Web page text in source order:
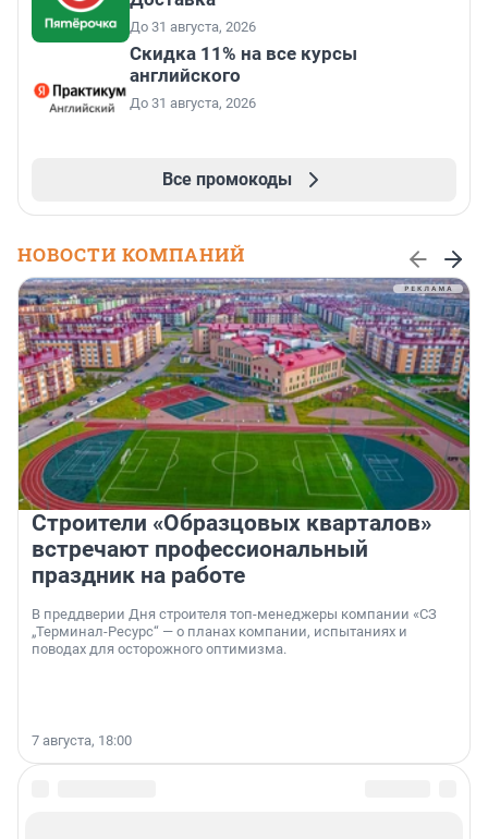
До 31 августа, 2026
Скидка 11% на все курсы
английского
До 31 августа, 2026
Все промокоды
НОВОСТИ КОМПАНИЙ
Строители «Образцовых кварталов»
встречают профессиональный
праздник на работе
В преддверии Дня строителя топ-менеджеры компании «СЗ
„Терминал-Ресурс“ — о планах компании, испытаниях и
поводах для осторожного оптимизма.
7 августа, 18:00